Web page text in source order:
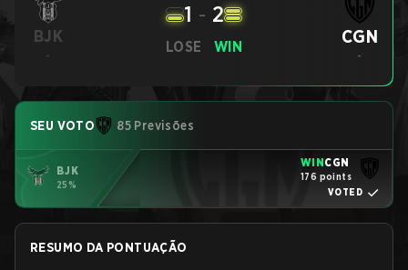
BJK
-
LOSE
1 - 2
WIN CGN
-
SEU VOTO 85 Previsões
BJK
25%
WINCGN
176 points
VOTED
RESUMO DA PONTUAÇÃO